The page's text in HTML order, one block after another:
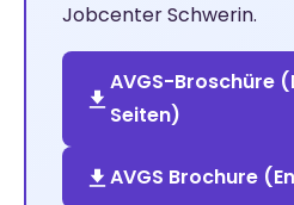
Jobcenter Schwerin.
AVGS-Broschüre
Seiten)
AVGS Brochure